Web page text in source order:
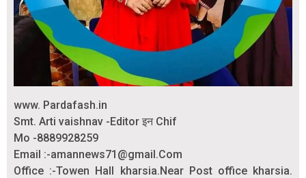
www. Pardafash.in
Smt. Arti vaishnav -Editor इन Chif
Mo -8889928259
Email :-amannews71@gmail.Com
Office :-Towen Hall kharsia.Near Post office kharsia.